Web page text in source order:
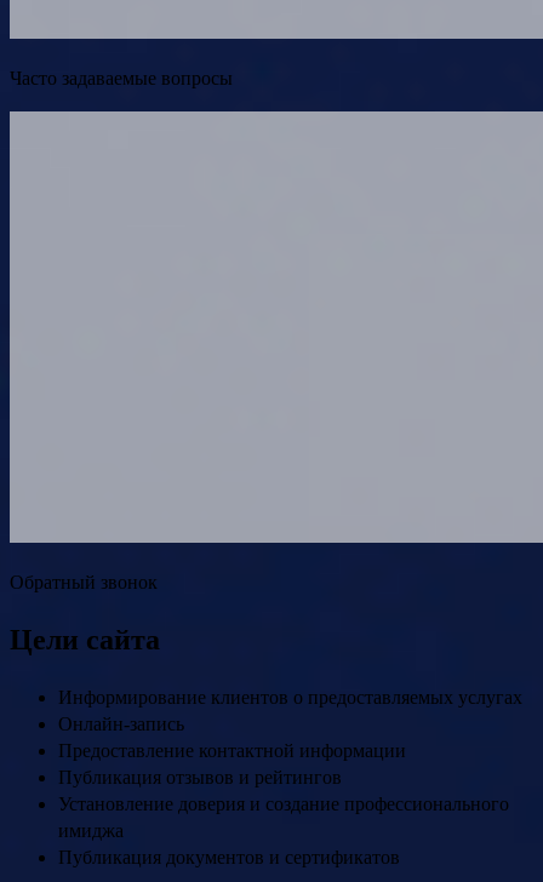
Часто задаваемые вопросы
Обратный звонок
Цели сайта
Информирование клиентов о предоставляемых услугах
Онлайн-запись
Предоставление контактной информации
Публикация отзывов и рейтингов
Установление доверия и создание профессионального
имиджа
Публикация документов и сертификатов